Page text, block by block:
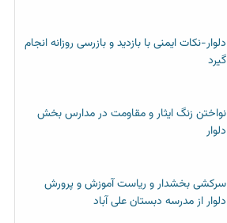
دلوار-نکات ایمنی با بازدید و بازرسی روزانه انجام
گیرد
نواختن زنگ ایثار و مقاومت در مدارس بخش
دلوار
سرکشی بخشدار و ریاست آموزش و پرورش
دلوار از مدرسه دبستان علی آباد